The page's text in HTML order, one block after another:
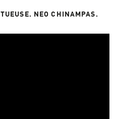
NEO CHINAMPAS.